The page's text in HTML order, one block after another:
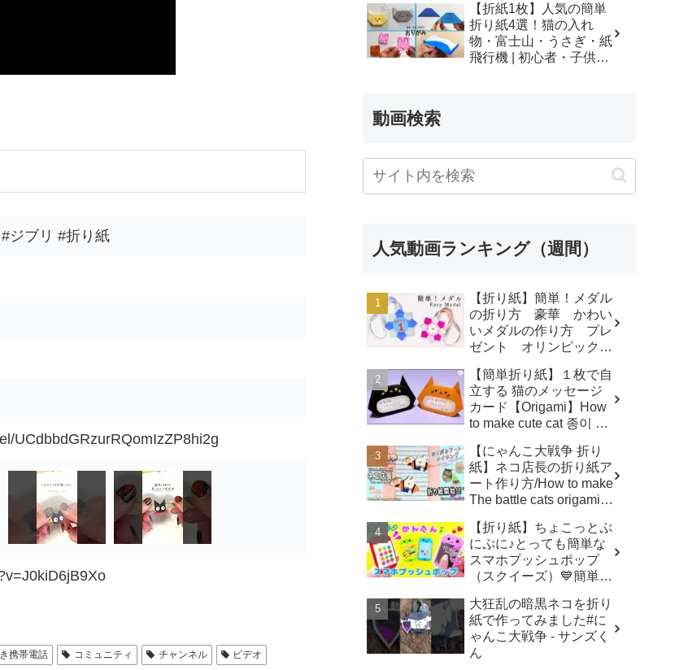
ジブリ #折り紙
UCdbbdGRzurRQomIzZP8hi2g
携帯電話 コミュニティ チャンネル ビデオ
SodaCatOrigami 楽しい
折り紙♪
【折紙1枚】人気の簡単
折り紙4選！猫の入れ
物・富士山・うさぎ・紙
飛行機 | 初心者・子供・
動画検索
人気動画ランキング（週間）
【折り紙】簡単！メダル
の折り方 豪華 かわい
いメダルの作り方 プレ
ゼント オリンピックメ
origamilibrary
【簡単折り紙】１枚で自
立する 猫のメッセージ
カード【Origami】How
to make cute cat 종이 접
ン トトロ Totoro 万圣
节 小猫咪 Halloween -
hana's channel
【にゃんこ大戦争 折り
紙】ネコ店長の折り紙ア
ート作り方/How to make
The battle cats origami
チャンネル【人気キャラ
折り紙(Popular
character origami)】
【折り紙】ちょこっとぷ
にぷに♪とっても簡単な
スマホプッシュポップ
（スクイーズ）💙簡単可
make popit smartphone
Origami -
SodaCatOrigami 楽しい
折り紙♪
大狂乱の暗黒ネコを折り
紙で作ってみました#に
ゃんこ大戦争 - サンズく
ん